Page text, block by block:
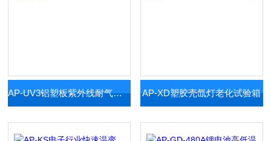
AP-UV3铝塑板紫外线耐气候试验机 AP-XD塑胶壳氙灯老化试验箱